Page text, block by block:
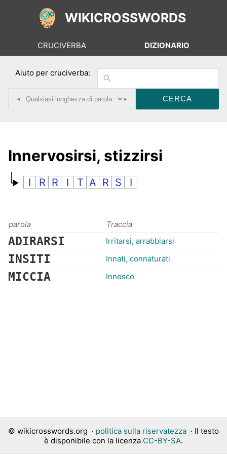
WIKICROSSWORDS
CRUCIVERBA DIZIONARIO
Aiuto per cruciverba:
◂ ▸
Innervosirsi, stizzirsi
I R R I T A R S I
parola Traccia
ADIRARSI Irritarsi, arrabbiarsi
INSITI Innati, connaturati
MICCIA Innesco
© wikicrosswords.org · politica sulla riservatezza · Il testo
è disponibile con la licenza CC-BY-SA.